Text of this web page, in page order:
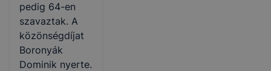
pedig 64-en
szavaztak. A
közönségdíjat
Boronyák
Dominik nyerte.